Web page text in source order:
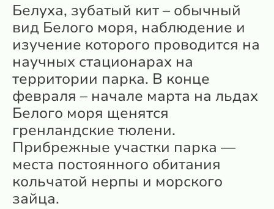
Белуха, зубатый кит – обычный
вид Белого моря, наблюдение и
изучение которого проводится на
научных стационарах на
территории парка. В конце
февраля – начале марта на льдах
Белого моря щенятся
гренландские тюлени.
Прибрежные участки парка —
места постоянного обитания
кольчатой нерпы и морского
зайца.